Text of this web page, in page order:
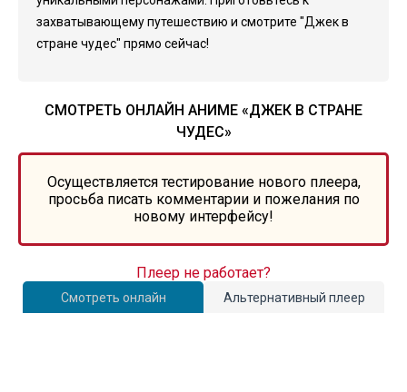
захватывающему путешествию и смотрите "Джек в
стране чудес" прямо сейчас!
СМОТРЕТЬ ОНЛАЙН АНИМЕ «ДЖЕК В СТРАНЕ
ЧУДЕС»
Осуществляется тестирование нового плеера,
просьба писать комментарии и пожелания по
новому интерфейсу!
Смотреть онлайн Альтернативный плеер
Плеер не работает?